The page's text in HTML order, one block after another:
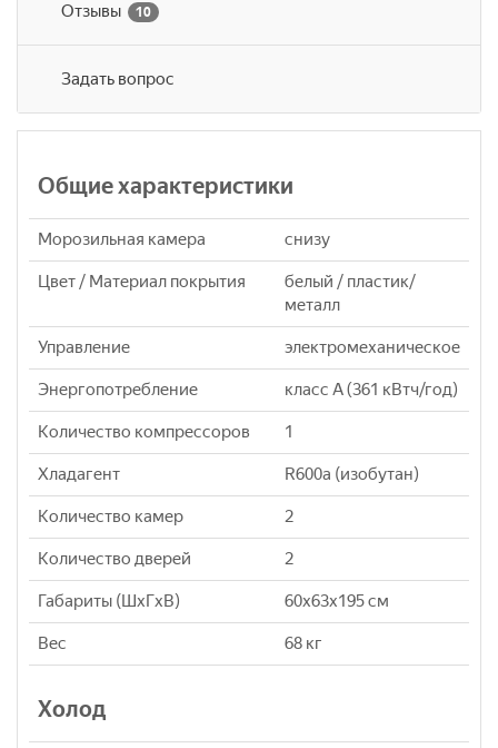
Отзывы 10
Задать вопрос
Общие характеристики
Морозильная камера снизу
Цвет / Материал покрытия
белый / пластик/
металл
Управление электромеханическое
Энергопотребление класс A (361 кВтч/год)
Количество компрессоров 1
Хладагент R600a (изобутан)
Количество камер 2
Количество дверей 2
Габариты (ШxГxВ) 60x63x195 см
Вес 68 кг
Холод